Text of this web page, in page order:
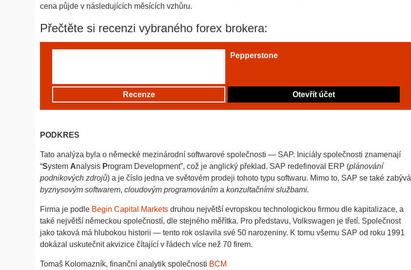
cena půjde v následujících měsících vzhůru.
Přečtěte si recenzi vybraného forex brokera:
Pepperstone
Recenze Otevřít účet
PODKRES
Tato analýza byla o německé mezinárodní softwarové společnosti — SAP. Iniciály společnosti znamenají
“System Analysis Program Development”, což je anglický překlad. SAP redefinoval ERP (plánování
podnikových zdrojů) a je číslo jedna ve světovém prodeji tohoto typu softwaru. Mimo to, SAP se také zabývá
byznysovým softwarem, cloudovým programováním a konzultačními službami.
Firma je podle Begin Capital Markets druhou největší evropskou technologickou firmou dle kapitalizace, a
také největší německou společností, dle stejného měřítka. Pro představu, Volkswagen je třetí. Společnost
jako taková má hlubokou historii — tento rok oslavila své 50 narozeniny. K tomu všemu SAP od roku 1991
dokázal uskutečnit akvizice čítající v řádech více než 70 firem.
Tomaš Kolomazník, finanční analytik společnosti BCM